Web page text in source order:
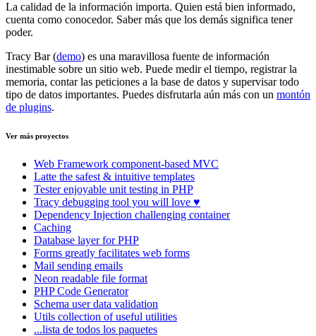
La calidad de la información importa. Quien está bien informado,
cuenta como conocedor. Saber más que los demás significa tener
poder.
Tracy Bar (demo) es una maravillosa fuente de información
inestimable sobre un sitio web. Puede medir el tiempo, registrar la
memoria, contar las peticiones a la base de datos y supervisar todo
tipo de datos importantes. Puedes disfrutarla aún más con un montón
de plugins.
Ver más proyectos
Web Framework component-based MVC
Latte the safest & intuitive templates
Testerenjoyable unit testing in PHP
Tracy debugging tool you will love ♥
Dependency Injection challenging container
Caching
Database layer for PHP
Forms greatly facilitates web forms
Mail sending emails
Neon readable file format
PHP Code Generator
Schema user data validation
Utils collection of useful utilities
...lista de todos los paquetes